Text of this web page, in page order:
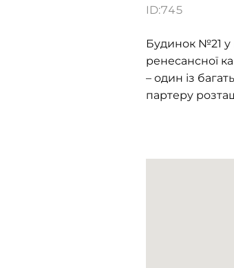
ID:745
Будинок №21 у
ренесансної
– один із
партеру